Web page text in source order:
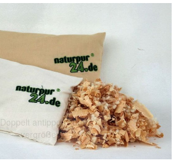
Doppelt antippen zum
vergrößern